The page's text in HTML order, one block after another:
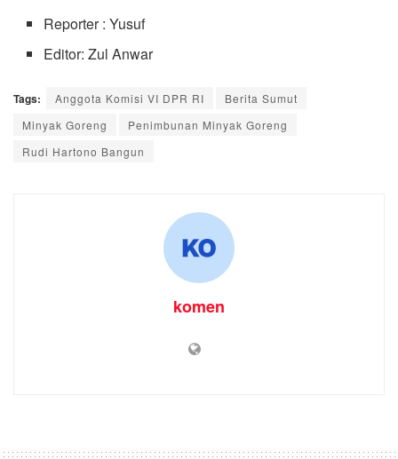
Reporter : Yusuf
Editor: Zul Anwar
Tags: Anggota Komisi VI DPR RI
Berita Sumut
Minyak Goreng
Penimbunan Minyak Goreng
Rudi Hartono Bangun
komen